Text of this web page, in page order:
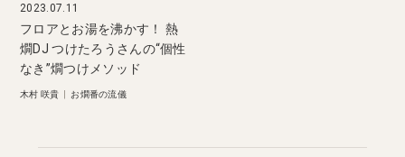
2023.07.11
フロアとお湯を沸かす！ 熱
燗DJ つけたろうさんの“個性
なき”燗つけメソッド
木村 咲貴 お燗番の流儀